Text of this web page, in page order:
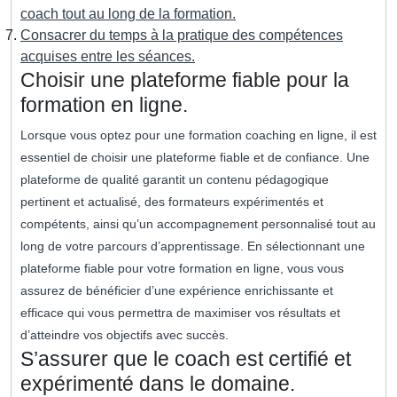
coach tout au long de la formation.
Consacrer du temps à la pratique des compétences
acquises entre les séances.
Choisir une plateforme fiable pour la
formation en ligne.
Lorsque vous optez pour une formation coaching en ligne, il est
essentiel de choisir une plateforme fiable et de confiance. Une
plateforme de qualité garantit un contenu pédagogique
pertinent et actualisé, des formateurs expérimentés et
compétents, ainsi qu’un accompagnement personnalisé tout au
long de votre parcours d’apprentissage. En sélectionnant une
plateforme fiable pour votre formation en ligne, vous vous
assurez de bénéficier d’une expérience enrichissante et
efficace qui vous permettra de maximiser vos résultats et
d’atteindre vos objectifs avec succès.
S’assurer que le coach est certifié et
expérimenté dans le domaine.